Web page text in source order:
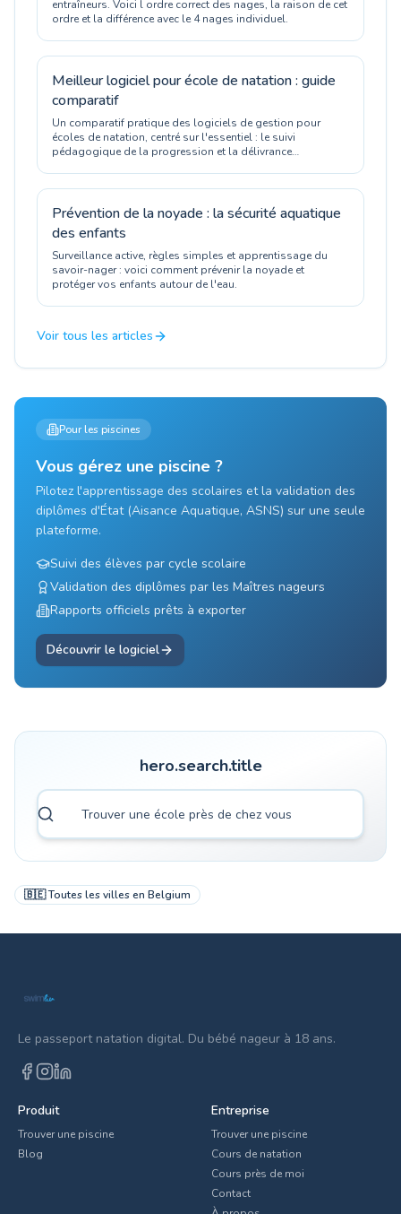
entraîneurs. Voici l ordre correct des nages, la raison de cet
ordre et la différence avec le 4 nages individuel.
Meilleur logiciel pour école de natation : guide
comparatif
Un comparatif pratique des logiciels de gestion pour
écoles de natation, centré sur l'essentiel : le suivi
pédagogique de la progression et la délivrance
Prévention de la noyade : la sécurité aquatique
des enfants
Surveillance active, règles simples et apprentissage du
savoir-nager : voici comment prévenir la noyade et
protéger vos enfants autour de l'eau.
Voir tous les articles
Pour les piscines
Vous gérez une piscine ?
Pilotez l'apprentissage des scolaires et la validation des
diplômes d'État (Aisance Aquatique, ASNS) sur une seule
plateforme.
Suivi des élèves par cycle scolaire
Validation des diplômes par les Maîtres nageurs
Rapports officiels prêts à exporter
Découvrir le logiciel
hero.search.title
🇧🇪Toutes les villes en Belgium
Le passeport natation digital. Du bébé nageur à 18 ans.
Produit
Trouver une piscine
Blog
Entreprise
Trouver une piscine
Cours de natation
Cours près de moi
Contact